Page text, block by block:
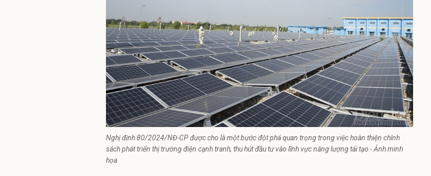
Nghị định 80/2024/NĐ-CP được cho là một bước đột phá quan trọng trong việc hoàn thiện chính
sách phát triển thị trường điện cạnh tranh, thu hút đầu tư vào lĩnh vực năng lượng tái tạo - Ảnh minh
họa